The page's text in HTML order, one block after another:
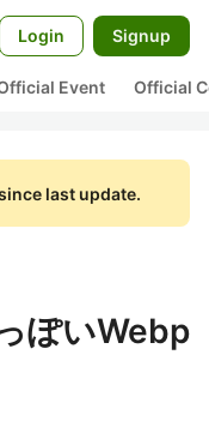
Login Signup
Event Official
last update.
ぽいWebp